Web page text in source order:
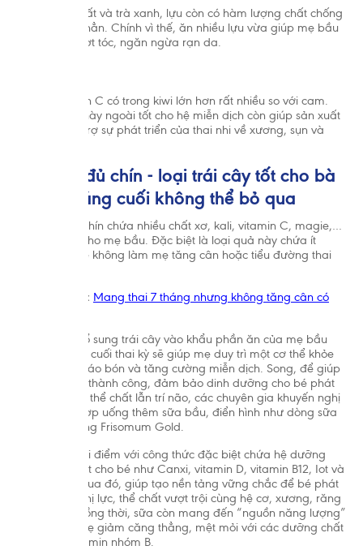
So với việt quất và trà xanh, lựu còn có hàm lượng chất chống
oxy hóa hơn hẳn. Chính vì thế, ăn nhiều lựu vừa giúp mẹ bầu
sáng da, mượt tóc, ngăn ngừa rạn da.
Lượng vitamin C có trong kiwi lớn hơn rất nhiều so với cam.
Loại vitamin này ngoài tốt cho hệ miễn dịch còn giúp sản xuất
collagen, hỗ trợ sự phát triển của thai nhi về xương, sụn và
3.10. Đu đủ chín - loại trái cây tốt cho bà
bầu 3 tháng cuối không thể bỏ qua
Trong đu đủ chín chứa nhiều chất xơ, kali, vitamin C, magie,…
rất cần thiết cho mẹ bầu. Đặc biệt là loại quả này chứa ít
đường nên sẽ không làm mẹ tăng cân hoặc tiểu đường thai
>> Xem thêm: Mang thai 7 tháng nhưng không tăng cân có
Có thể nói, bổ sung trái cây vào khẩu phần ăn của mẹ bầu
trong 3 tháng cuối thai kỳ sẽ giúp mẹ duy trì một cơ thể khỏe
mạnh, giảm táo bón và tăng cường miễn dịch. Song, để giúp
mẹ “về đích” thành công, đảm bảo dinh dưỡng cho bé phát
triển tối ưu về thể chất lẫn trí não, các chuyên gia khuyến nghị
mẹ nên kết hợp uống thêm sữa bầu, điển hình như dòng sữa
bầu chất lượng Frisomum Gold.
Sản phẩm ghi điểm với công thức đặc biệt chứa hệ dưỡng
chất riêng biệt cho bé như Canxi, vitamin D, vitamin B12, Iot và
Axit Folic,… Qua đó, giúp tạo nền tảng vững chắc để bé phát
triển trí não, thị lực, thể chất vượt trội cùng hệ cơ, xương, răng
chắc khỏe. Đồng thời, sữa còn mang đến “nguồn năng lượng”
dồi dào để mẹ giảm căng thẳng, mệt mỏi với các dưỡng chất
Magie và vitamin nhóm B.